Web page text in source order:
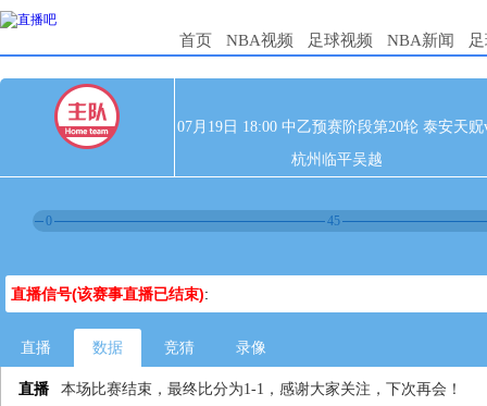
首页 NBA视频 足球视频 NBA新闻
07月19日 18:00 中乙预赛阶段第20轮 泰安天贶
杭州临平吴越
0 45
直播信号(该赛事直播已结束):
直播 数据 竞猜 录像
直播 本场比赛结束，最终比分为1-1，感谢大家关注，下次再会！